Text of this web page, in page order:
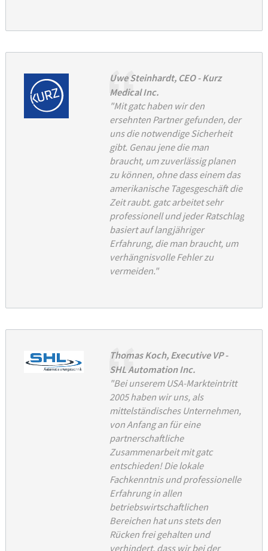
Uwe Steinhardt, CEO - Kurz
Medical Inc.
"Mit gatc haben wir den
ersehnten Partner gefunden, der
uns die notwendige Sicherheit
gibt. Genau jene die man
braucht, um zuverlässig planen
zu können, ohne dass einem das
amerikanische Tagesgeschäft die
Zeit raubt. gatc arbeitet sehr
professionell und jeder Ratschlag
basiert auf langjähriger
Erfahrung, die man braucht, um
verhängnisvolle Fehler zu
vermeiden."
Thomas Koch, Executive VP -
SHL Automation Inc.
"Bei unserem USA-Markteintritt
2005 haben wir uns, als
mittelständisches Unternehmen,
von Anfang an für eine
partnerschaftliche
Zusammenarbeit mit gatc
entschieden! Die lokale
Fachkenntnis und professionelle
Erfahrung in allen
betriebswirtschaftlichen
Bereichen hat uns stets den
Rücken frei gehalten und
verhindert, dass wir bei der